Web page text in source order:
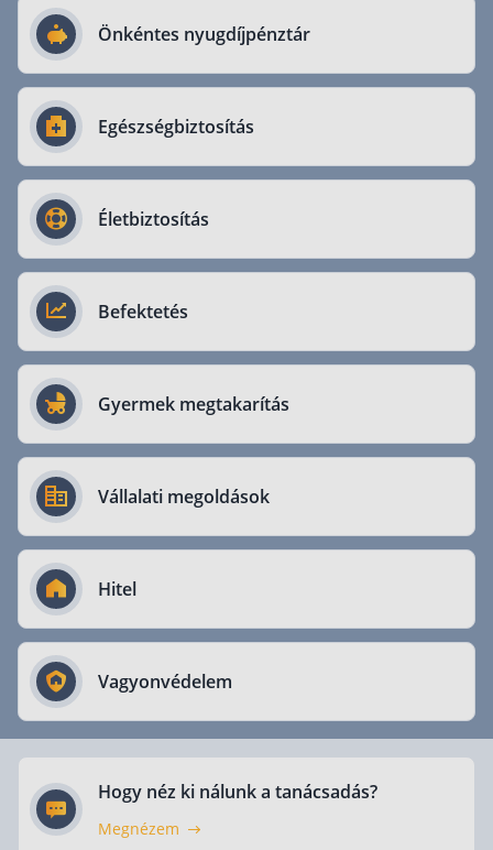
Nyugdíjbiztosítás kalkulátor
Nyugdíjbiztosítás hozamok
Életbiztosítások
Csoportos életbiztosítás
Kockázati életbiztosítás 🛡
Euróalapú megtakarításos életbiztosítás
Befektetési egységekhez kötött életbiztosítás
Egészségbiztosítás
Egészségpénztár – Spórolj évi akár 150 ezer
Befektetés
Állampapír
Legjobb befektetés
Részvény vásárlás
Önkéntes nyugdíjpénztár
Egészségbiztosítás
Életbiztosítás
Befektetés
Gyermek megtakarítás
Vállalati megoldások
Hitel
Vagyonvédelem
Hogy néz ki nálunk a tanácsadás?
Megnézem